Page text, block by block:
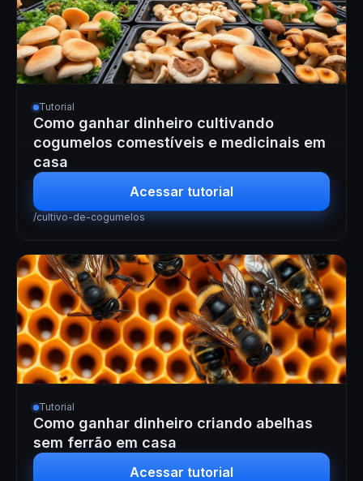
Tutorial
Como ganhar dinheiro cultivando
cogumelos comestíveis e medicinais em
casa
Acessar tutorial
/cultivo-de-cogumelos
Tutorial
Como ganhar dinheiro criando abelhas
sem ferrão em casa
Acessar tutorial